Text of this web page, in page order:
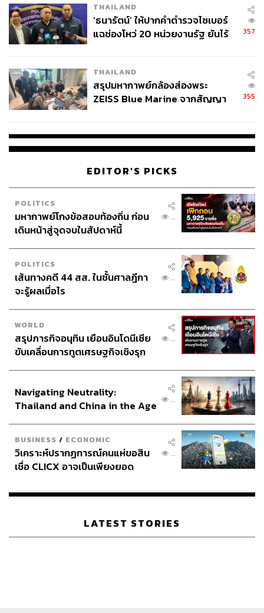
THAILAND
‘ธนารัตน์’ ให้ปากคำตำรวจไซเบอร์
แฉช่องโหว่ 20 หน่วยงานรัฐ ยันไร้
357
THAILAND
สรุปมหากาพย์กล้องส่องพระ
ZEISS Blue Marine จากสัญญา
จ่ายหนี้-แอบระบุแบรนด์
355
EDITOR'S PICKS
POLITICS
มหากาพย์โกงข้อสอบท้องถิ่น ก่อน
เดินหน้าสู่จุดจบในสัปดาห์นี้
...
POLITICS
เส้นทางคดี 44 สส. ในชั้นศาลฎีกา
จะรู้ผลเมื่อไร
...
WORLD
สรุปภารกิจอนุทิน เยือนอินโดนีเซีย
ขับเคลื่อนการทูตเศรษฐกิจเชิงรุก
...
Navigating Neutrality:
Thailand and China in the Age
...
BUSINESS / ECONOMIC
วิเคราะห์ปรากฏการณ์คนแห่ขอสิน
เชื่อ CLICX อาจเป็นเพียงยอด
เรือนไทยที่ถูกซุกไว้
...
LATEST STORIES